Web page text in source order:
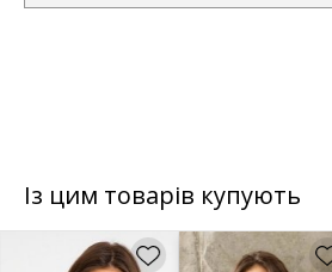
Із цим товарів купують